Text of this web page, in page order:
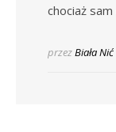
chociaż
przezBiała Nić